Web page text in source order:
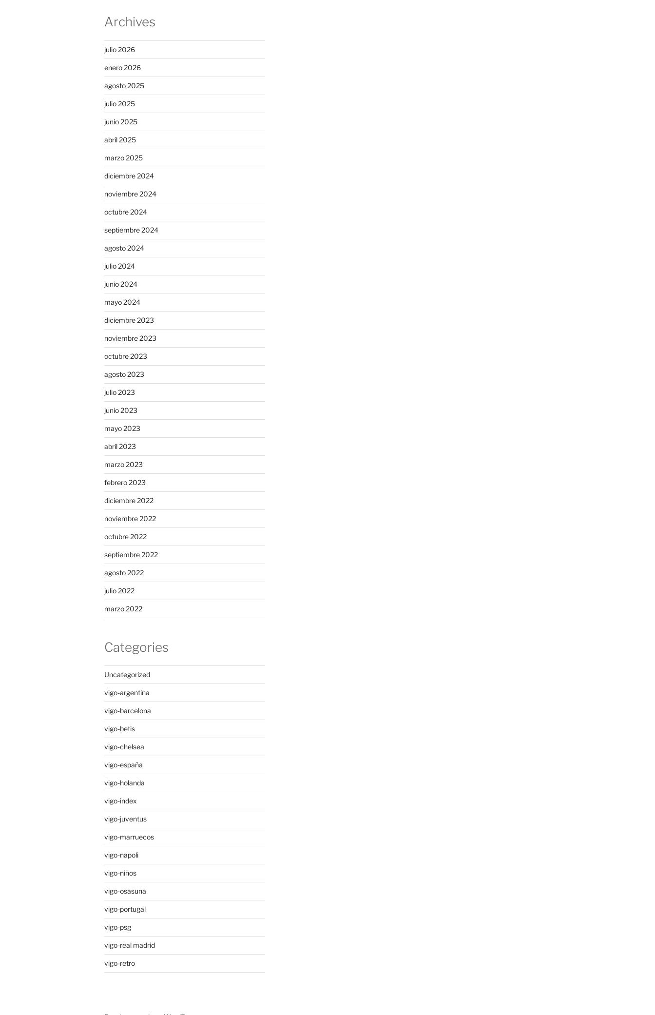
Archives
julio 2026
enero 2026
agosto 2025
julio 2025
junio 2025
abril 2025
marzo 2025
diciembre 2024
noviembre 2024
octubre 2024
septiembre 2024
agosto 2024
julio 2024
junio 2024
mayo 2024
diciembre 2023
noviembre 2023
octubre 2023
agosto 2023
julio 2023
junio 2023
mayo 2023
abril 2023
marzo 2023
febrero 2023
diciembre 2022
noviembre 2022
octubre 2022
septiembre 2022
agosto 2022
julio 2022
marzo 2022
Categories
Uncategorized
vigo-argentina
vigo-barcelona
vigo-betis
vigo-chelsea
vigo-españa
vigo-holanda
vigo-index
vigo-juventus
vigo-marruecos
vigo-napoli
vigo-niños
vigo-osasuna
vigo-portugal
vigo-psg
vigo-real madrid
vigo-retro